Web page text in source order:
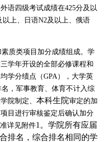
语四级考试成绩在425分及以
以上、日语N2及以上、俄语
质类项目加分成绩组成。学
学年开设的全部必修课程和
学分绩点（GPA），大学英
，军事教育、体育不计入综
院制定、本科生院审定的加
目进行审核鉴定后确认加分
详见附件1 。学院所有应届
排名，综合排名相同的学